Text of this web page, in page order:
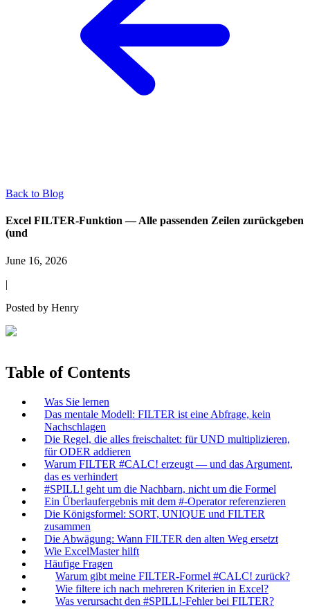
Back to Blog
Excel FILTER-Funktion — Alle passenden Zeilen zurückgeben
(und
June 16, 2026
|
Posted by Henry
Table of Contents
Was Sie lernen
Das mentale Modell: FILTER ist eine Abfrage, kein
Nachschlagen
Die Regel, die alles freischaltet: für UND multiplizieren,
für ODER addieren
Warum FILTER #CALC! erzeugt — und das Argument,
das es verhindert
#SPILL! geht um die Nachbarn, nicht um die Formel
Ein Überlaufergebnis mit dem #-Operator referenzieren
Die Königsformel: SORT, UNIQUE und FILTER
zusammen
Die Abwägung: Wann FILTER den alten Weg ersetzt
Wie ExcelMaster hilft
Häufige Fragen
Warum gibt meine FILTER-Formel #CALC! zurück?
Wie filtere ich nach mehreren Kriterien in Excel?
Was verursacht den #SPILL!-Fehler bei FILTER?